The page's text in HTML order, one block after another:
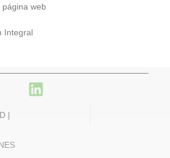
página web
Integral
|